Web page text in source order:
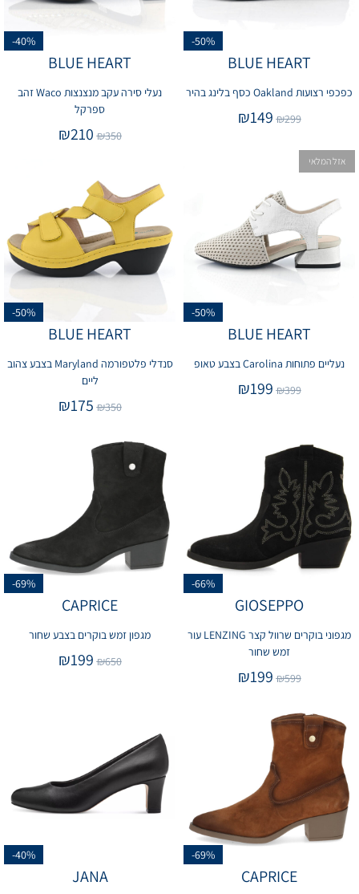
-50%
BLUE HEART
כפכפי רצועות Oakland כסף בלינג בהיר
₪299
₪149
-40%
BLUE HEART
נעלי סירה עקב מנצנצות Waco זהב
ספרקל
₪350
₪210
-50%
אזל המלאי
BLUE HEART
נעליים פתוחות Carolina בצבע טאופ
₪399
₪199
-50%
BLUE HEART
סנדלי פלטפורמה Maryland בצבע צהוב
ליים
₪350
₪175
-66%
GIOSEPPO
מגפוני בוקרים שרוול קצר LENZING עור
זמש שחור
₪599
₪199
-69%
CAPRICE
מגפון זמש בוקרים בצבע שחור
₪650
₪199
-69%
CAPRICE
-40%
JANA